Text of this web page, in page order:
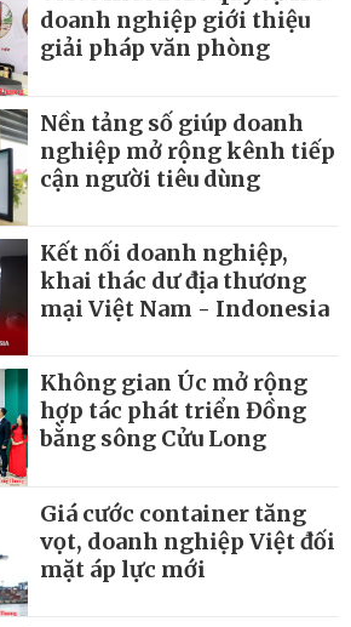
doanh nghiệp giới thiệu
giải pháp văn phòng
Nền tảng số giúp doanh
nghiệp mở rộng kênh tiếp
cận người tiêu dùng
Kết nối doanh nghiệp,
khai thác dư địa thương
mại Việt Nam - Indonesia
Không gian Úc mở rộng
hợp tác phát triển Đồng
bằng sông Cửu Long
Giá cước container tăng
vọt, doanh nghiệp Việt đối
mặt áp lực mới